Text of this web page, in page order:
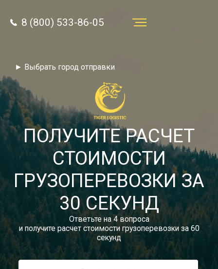
8 (800) 533-86-05
Звонок по России бесплатный
autotransport24@yandex.ru
Заказать звонок
Тарифы
Отзывы
Статьи
Новости
Документы
Контакты
► Выбрать город отправки
8 (800) 533-86-05
ПОЛУЧИТЕ РАСЧЕТ
СТОИМОСТИ
ГРУЗОПЕРЕВОЗКИ ЗА
30 СЕКУНД
Ответьте на 4 вопроса
и получите расчет стоимости грузоперевозки за 60
секунд